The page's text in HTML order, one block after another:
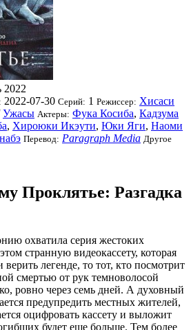
2022
2022-07-30 Серий: 1 Режиссер: Хисаси
Ужасы Актеры: Фука Косиба, Кадзума
, Хироюки Икэути, Юки Яги, Наоми
Перевод: Paragraph Media Другое
Проклятье: Разгадка
охватила серия жестоких
странную видеокассету, которая
верить легенде, то тот, кто посмотрит
смертью от рук темноволосой
ровно через семь дней. А духовный
предупредить местных жителей,
оцифровать кассету и выложит
будет еще больше. Тем более